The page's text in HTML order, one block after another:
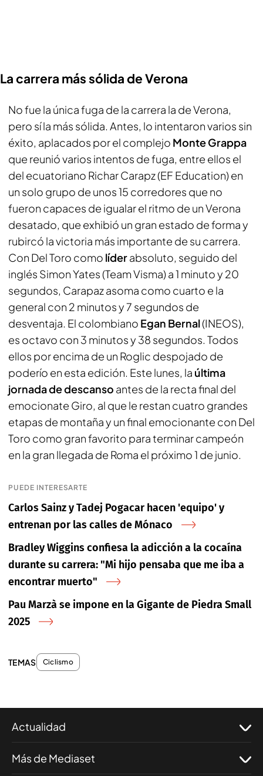
La carrera más sólida de Verona
No fue la única fuga de la carrera la de Verona,
pero sí la más sólida. Antes, lo intentaron varios sin
éxito, aplacados por el complejo Monte Grappa
que reunió varios intentos de fuga, entre ellos el
del ecuatoriano Richar Carapz (EF Education) en
un solo grupo de unos 15 corredores que no
fueron capaces de igualar el ritmo de un Verona
desatado, que exhibió un gran estado de forma y
rubircó la victoria más importante de su carrera.
Con Del Toro como líderabsoluto, seguido del
inglés Simon Yates (Team Visma) a 1 minuto y 20
segundos, Carapaz asoma como cuarto e la
general con 2 minutos y 7 segundos de
desventaja. El colombiano Egan Bernal(INEOS),
es octavo con 3 minutos y 38 segundos. Todos
ellos por encima de un Roglic despojado de
poderío en esta edición. Este lunes, la última
jornada de descanso antes de la recta final del
emocionate Giro, al que le restan cuatro grandes
etapas de montaña y un final emocionante con Del
Toro como gran favorito para terminar campeón
en la gran llegada de Roma el próximo 1 de junio.
PUEDE INTERESARTE
Carlos Sainz y Tadej Pogacar hacen 'equipo' y
entrenan por las calles de Mónaco
Bradley Wiggins confiesa la adicción a la cocaína
durante su carrera: "Mi hijo pensaba que me iba a
encontrar muerto"
Pau Marzà se impone en la Gigante de Piedra Small
2025
TEMAS Ciclismo
Actualidad
Más de Mediaset